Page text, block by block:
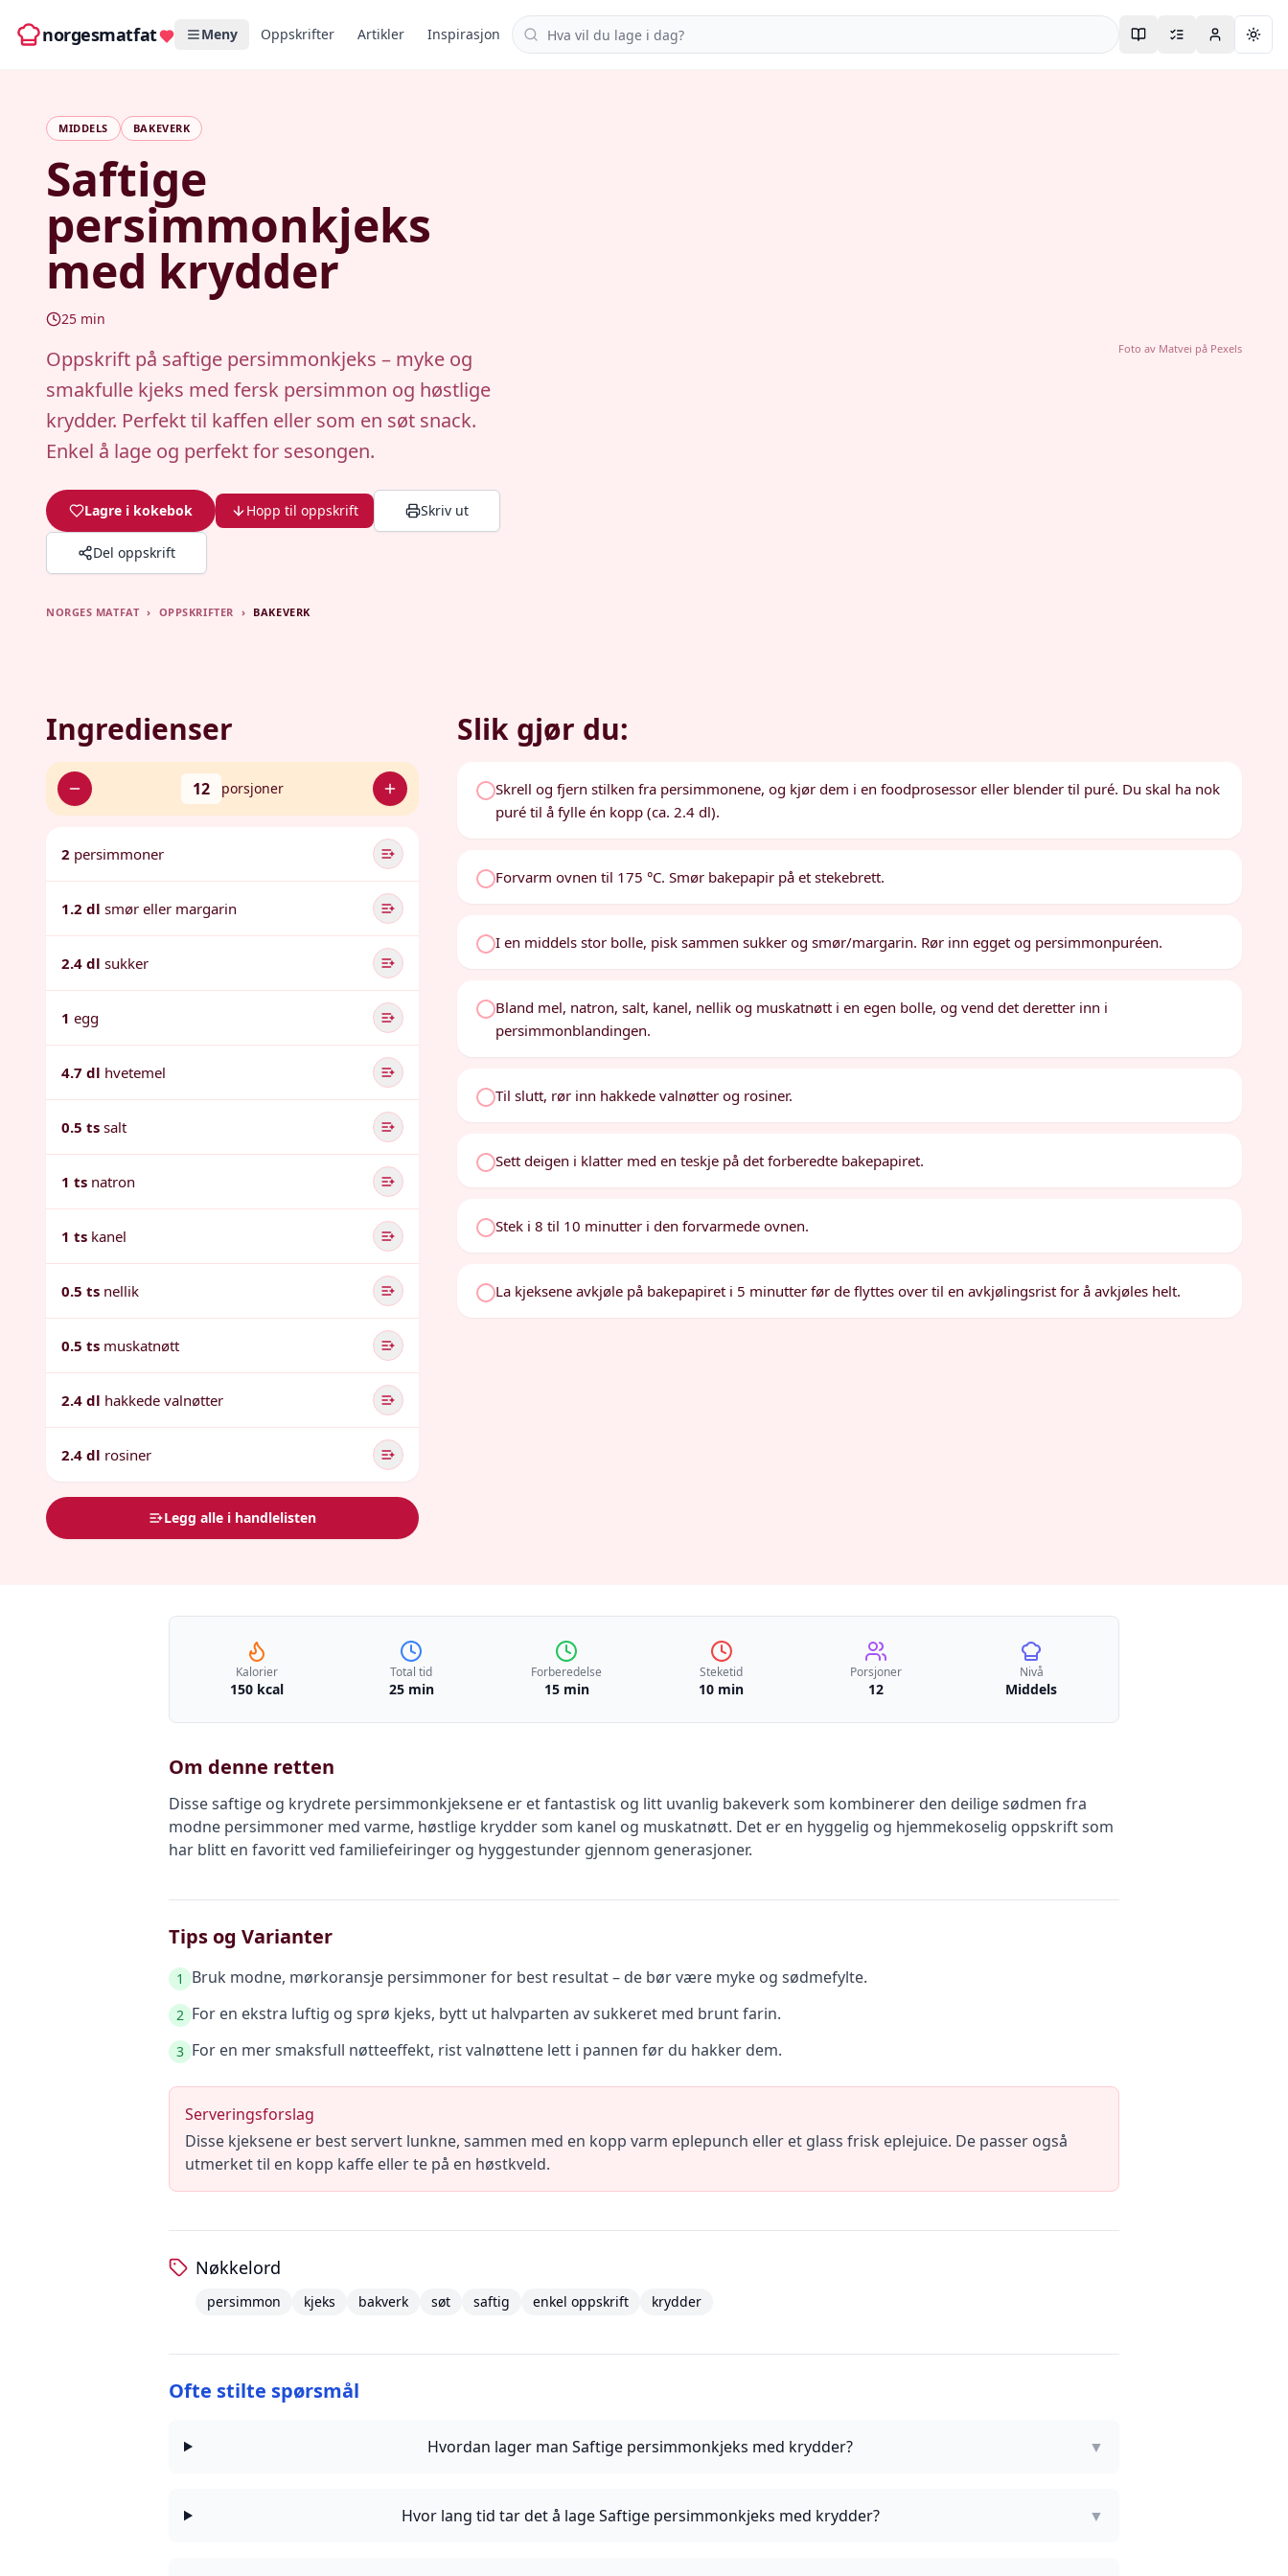
norgesmatfat Meny Oppskrifter Artikler Inspirasjon Søk i oppskrifter
MIDDELS BAKEVERK
Saftige
persimmonkjeks
med krydder
25 min
Oppskrift på saftige persimmonkjeks – myke og
smakfulle kjeks med fersk persimmon og høstlige
krydder. Perfekt til kaffen eller som en søt snack.
Enkel å lage og perfekt for sesongen.
Lagre i kokebok Hopp til oppskrift Skriv ut
Del oppskrift
Foto av Matvei på Pexels
NORGES MATFAT › OPPSKRIFTER › BAKEVERK
Ingredienser
12 porsjoner
2 persimmoner
1.2 dl smør eller margarin
2.4 dl sukker
1 egg
4.7 dl hvetemel
0.5 ts salt
1 ts natron
1 ts kanel
0.5 ts nellik
0.5 ts muskatnøtt
2.4 dl hakkede valnøtter
2.4 dl rosiner
Legg alle i handlelisten
Slik gjør du:
Skrell og fjern stilken fra persimmonene, og kjør dem i en foodprosessor eller blender til puré. Du skal ha nok
puré til å fylle én kopp (ca. 2.4 dl).
Forvarm ovnen til 175 °C. Smør bakepapir på et stekebrett.
I en middels stor bolle, pisk sammen sukker og smør/margarin. Rør inn egget og persimmonpuréen.
Bland mel, natron, salt, kanel, nellik og muskatnøtt i en egen bolle, og vend det deretter inn i
persimmonblandingen.
Til slutt, rør inn hakkede valnøtter og rosiner.
Sett deigen i klatter med en teskje på det forberedte bakepapiret.
Stek i 8 til 10 minutter i den forvarmede ovnen.
La kjeksene avkjøle på bakepapiret i 5 minutter før de flyttes over til en avkjølingsrist for å avkjøles helt.
Kalorier
150 kcal
Total tid
25 min
Forberedelse
15 min
Steketid
10 min
Porsjoner
12
Nivå
Middels
Om denne retten
Disse saftige og krydrete persimmonkjeksene er et fantastisk og litt uvanlig bakeverk som kombinerer den deilige sødmen fra
modne persimmoner med varme, høstlige krydder som kanel og muskatnøtt. Det er en hyggelig og hjemmekoselig oppskrift som
har blitt en favoritt ved familiefeiringer og hyggestunder gjennom generasjoner.
Tips og Varianter
1 Bruk modne, mørkoransje persimmoner for best resultat – de bør være myke og sødmefylte.
2 For en ekstra luftig og sprø kjeks, bytt ut halvparten av sukkeret med brunt farin.
3 For en mer smaksfull nøtteeffekt, rist valnøttene lett i pannen før du hakker dem.
Serveringsforslag
Disse kjeksene er best servert lunkne, sammen med en kopp varm eplepunch eller et glass frisk eplejuice. De passer også
utmerket til en kopp kaffe eller te på en høstkveld.
Nøkkelord
persimmon kjeks bakverk søt saftig enkel oppskrift krydder
Ofte stilte spørsmål
Hvordan lager man Saftige persimmonkjeks med krydder? ▼
Hvor lang tid tar det å lage Saftige persimmonkjeks med krydder? ▼